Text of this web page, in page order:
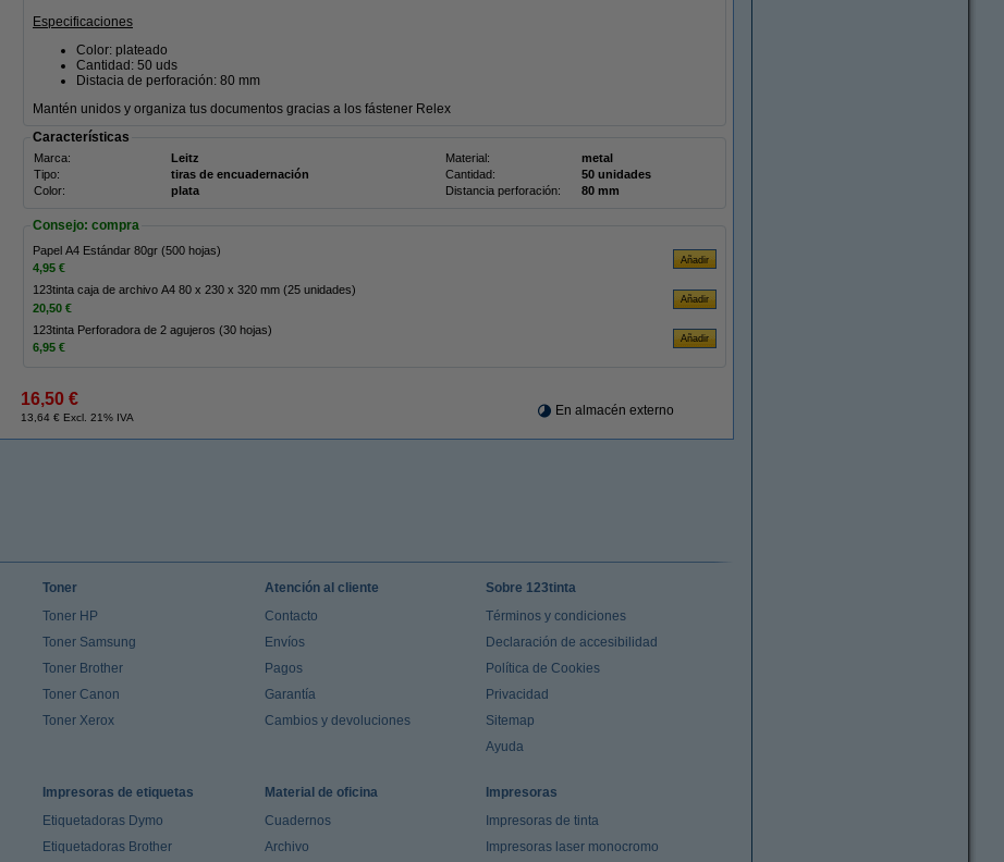
Especificaciones
Color: plateado
Cantidad: 50 uds
Distacia de perforación: 80 mm
Mantén unidos y organiza tus documentos gracias a los fástener Relex
Características
Marca: Leitz Material:
metal
Tipo:
tiras de encuadernación Cantidad:
50 unidades
Color:
plata Distancia perforación: 80 mm
Consejo: compra
Papel A4 Estándar 80gr (500 hojas)
4,95 €
123tinta caja de archivo A4 80 x 230 x 320 mm (25 unidades)
20,50 €
123tinta Perforadora de 2 agujeros (30 hojas)
6,95 €
16,50 €
13,64 € Excl. 21% IVA En almacén externo
Toner
Toner HP
Toner Samsung
Toner Brother
Toner Canon
Toner Xerox
Atención al cliente
Contacto
Envíos
Pagos
Garantía
Cambios y devoluciones
Sobre 123tinta
Términos y condiciones
Declaración de accesibilidad
Política de Cookies
Privacidad
Sitemap
Ayuda
Impresoras de etiquetas
Etiquetadoras Dymo
Etiquetadoras Brother
Material de oficina
Cuadernos
Archivo
Impresoras
Impresoras de tinta
Impresoras laser monocromo